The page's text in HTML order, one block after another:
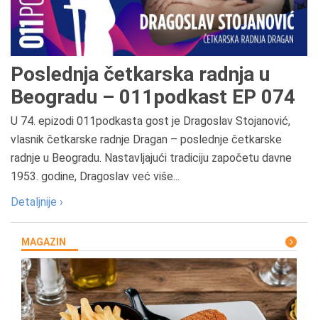
Poslednja četkarska radnja u
Beogradu – 011podkast EP 074
U 74. epizodi 011podkasta gost je Dragoslav Stojanović,
vlasnik četkarske radnje Dragan – poslednje četkarske
radnje u Beogradu. Nastavljajući tradiciju započetu davne
1953. godine, Dragoslav već više...
Detaljnije ›
MAGAZIN